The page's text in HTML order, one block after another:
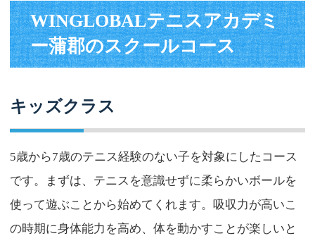
WINGLOBALテニスアカデミ
ー蒲郡のスクールコース
キッズクラス
5歳から7歳のテニス経験のない子を対象にしたコース
です。まずは、テニスを意識せずに柔らかいボールを
使って遊ぶことから始めてくれます。吸収力が高いこ
の時期に身体能力を高め、体を動かすことが楽しいと